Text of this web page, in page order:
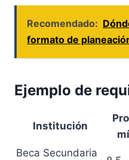
Recomendado:
formato de
Ejemplo de
Institución
Beca Secundaria